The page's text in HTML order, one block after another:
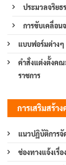
ประมวลจริยธ
การขับเคลื่อน
แบบฟอร์มต่างๆ
คำสั่งแต่งตั้งคณ
ราชการ
การเสริมสร้า
แนวปฏิบัติการจั
ช่องทางแจ้งเรื่